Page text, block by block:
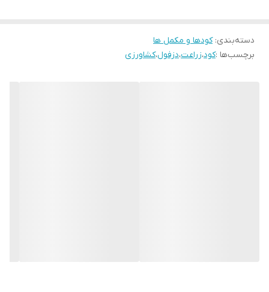
دسته‌بندی:کودها و مکمل ها
برچسب‌ها :کود،زراعت،دزفول،کشاورزی